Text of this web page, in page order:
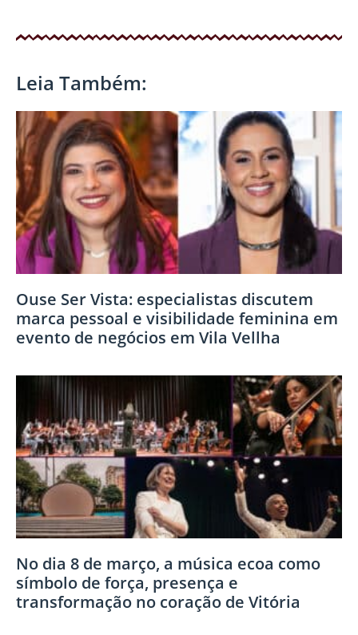
Leia Também:
Ouse Ser Vista: especialistas discutem
marca pessoal e visibilidade feminina em
evento de negócios em Vila Vellha
No dia 8 de março, a música ecoa como
símbolo de força, presença e
transformação no coração de Vitória